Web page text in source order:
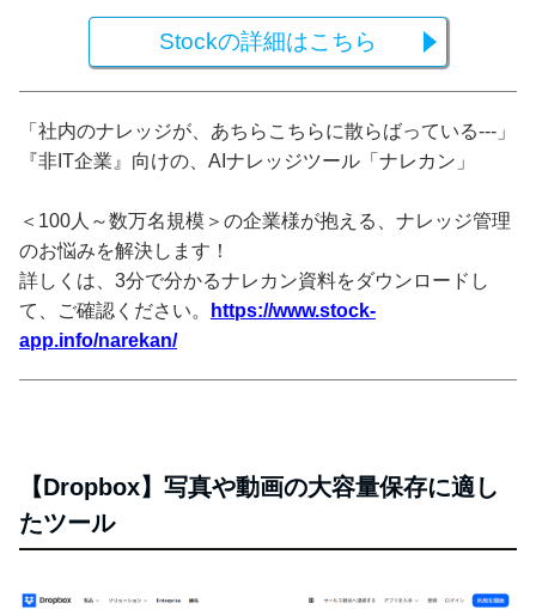
Stockの詳細はこちら
「社内のナレッジが、あちらこちらに散らばっている---」
『非IT企業』向けの、AIナレッジツール「ナレカン」
＜100人～数万名規模＞の企業様が抱える、ナレッジ管理
のお悩みを解決します！
詳しくは、3分で分かるナレカン資料をダウンロードし
て、ご確認ください。
https://www.stock-
app.info/narekan/
【Dropbox】写真や動画の大容量保存に適し
たツール